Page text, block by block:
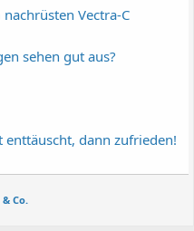
Vectra-C
sehen gut aus?
enttäuscht, dann zufrieden!
Co.